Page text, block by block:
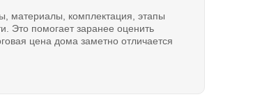
материалы, комплектация, этапы
Это помогает заранее оценить
цена дома заметно отличается